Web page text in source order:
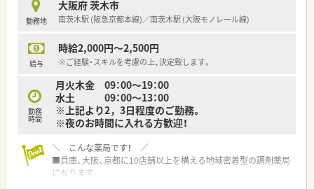
■ワークライフバランスを整えて働きたい方！
■将来的に独立も考えていらっしゃる方！
勤務地
大阪府 茨木市
南茨木駅 (阪急京都本線)／南茨木駅 (大阪モノレール線)
給与
時給2,000円～2,500円
※ご経験・スキルを考慮の上、決定致します。
勤務
時間
月火木金 09：00～19：00
水土 09：00～13：00
※上記より2，3日程度のご勤務。
※夜のお時間に入れる方歓迎！
＼ こんな薬局です！ ／
■兵庫、大阪、京都に10店舗以上を構える地域密着型の調剤薬局
になります。